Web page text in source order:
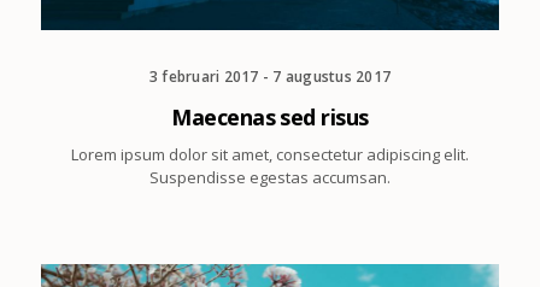
3 februari 2017 - 7 augustus 2017
Maecenas sed risus
Lorem ipsum dolor sit amet, consectetur adipiscing elit.
Suspendisse egestas accumsan.